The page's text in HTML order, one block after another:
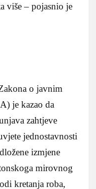
više – pojasnio je
o javnim
je kazao da
zahtjeve
jednostavnosti
izmjene
mirovnog
kretanja roba,